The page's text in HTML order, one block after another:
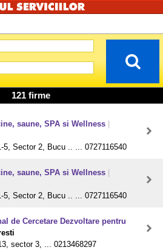
121 firme
saune, SPA si Wellness
5, Sector 2, Bucu .. ... 0727116540
saune, SPA si Wellness
5, Sector 2, Bucu .. ... 0727116540
de Cercetare Dezvoltare pentru
sector 3, ... 0213468297